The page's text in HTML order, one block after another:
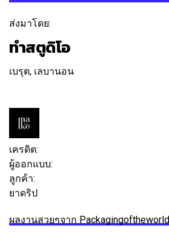
ส่งมาโดย:
ทำสตูดิโอ
เบรุต, เลบานอน
เครดิต:
ผู้ออกแบบ:
ลูกค้า:
ยาดริป
ผลงานสวยๆจาก Packagingoftheworld